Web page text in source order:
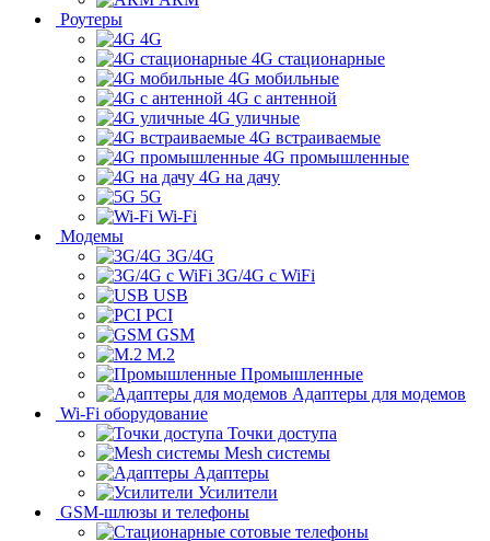
Роутеры
4G
4G стационарные
4G мобильные
4G с антенной
4G уличные
4G встраиваемые
4G промышленные
4G на дачу
5G
Wi-Fi
Модемы
3G/4G
3G/4G с WiFi
USB
PCI
GSM
M.2
Промышленные
Адаптеры для модемов
Wi-Fi оборудование
Точки доступа
Mesh системы
Адаптеры
Усилители
GSM-шлюзы и телефоны